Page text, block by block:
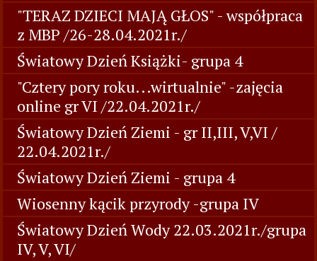
"TERAZ DZIECI MAJĄ GŁOS" - współpraca
z MBP /26-28.04.2021r./
Światowy Dzień Książki- grupa 4
"Cztery pory roku...wirtualnie" -zajęcia
online gr VI /22.04.2021r./
Światowy Dzień Ziemi - gr II,III, V,VI /
22.04.2021r./
Światowy Dzień Ziemi - grupa 4
Wiosenny kącik przyrody -grupa IV
Światowy Dzień Wody 22.03.2021r./grupa
IV, V, VI/